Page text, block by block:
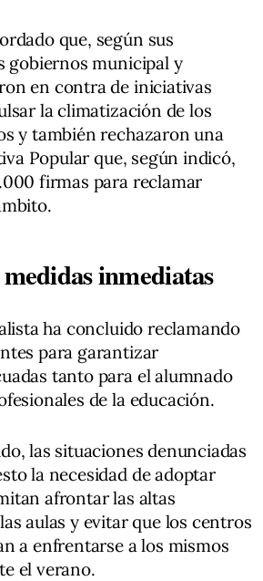
que, según sus
gobiernos municipal y
en contra de iniciativas
la climatización de los
y también rechazaron una
Popular que, según indicó,
firmas para reclamar
inmediatas
ha concluido reclamando
para garantizar
tanto para el alumnado
de la educación.
las situaciones denunciadas
la necesidad de adoptar
afrontar las altas
aulas y evitar que los centros
a enfrentarse a los mismos
el verano.